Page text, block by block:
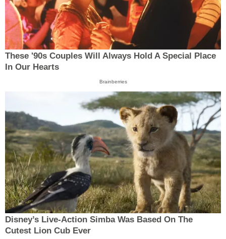
These '90s Couples Will Always Hold A Special Place
In Our Hearts
Brainberries
Disney’s Live-Action Simba Was Based On The
Cutest Lion Cub Ever